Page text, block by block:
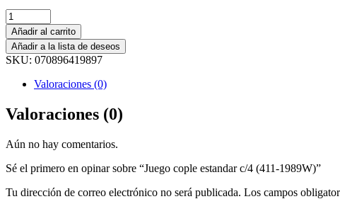
Añadir al carrito
Añadir a la lista de deseos
SKU: 070896419897
Valoraciones (0)
Valoraciones (0)
Aún no hay comentarios.
Sé el primero en opinar sobre “Juego cople estandar c/4 (411-1989W)”
Tu dirección de correo electrónico no será publicada. Los campos